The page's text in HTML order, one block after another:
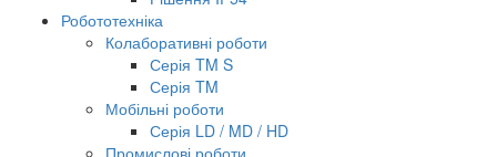
Робототехніка
Колаборативні роботи
Серія TM S
Серія TM
Мобільні роботи
Серія LD / MD / HD
Промислові роботи